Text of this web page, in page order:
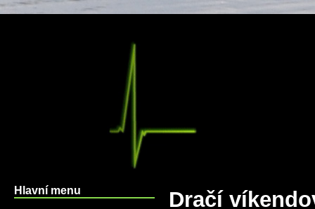
Přejít k hlavnímu obsahu
Hlavní menu Dračí